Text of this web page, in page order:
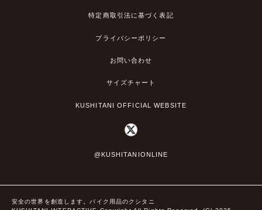
特定商取引法に基づく表記
プライバシーポリシー
お問い合わせ
サイズチャート
KUSHITANI OFFICIAL WEBSITE
@KUSHITANIONLINE
安全の世界を創造します。バイク用品のクシタニ